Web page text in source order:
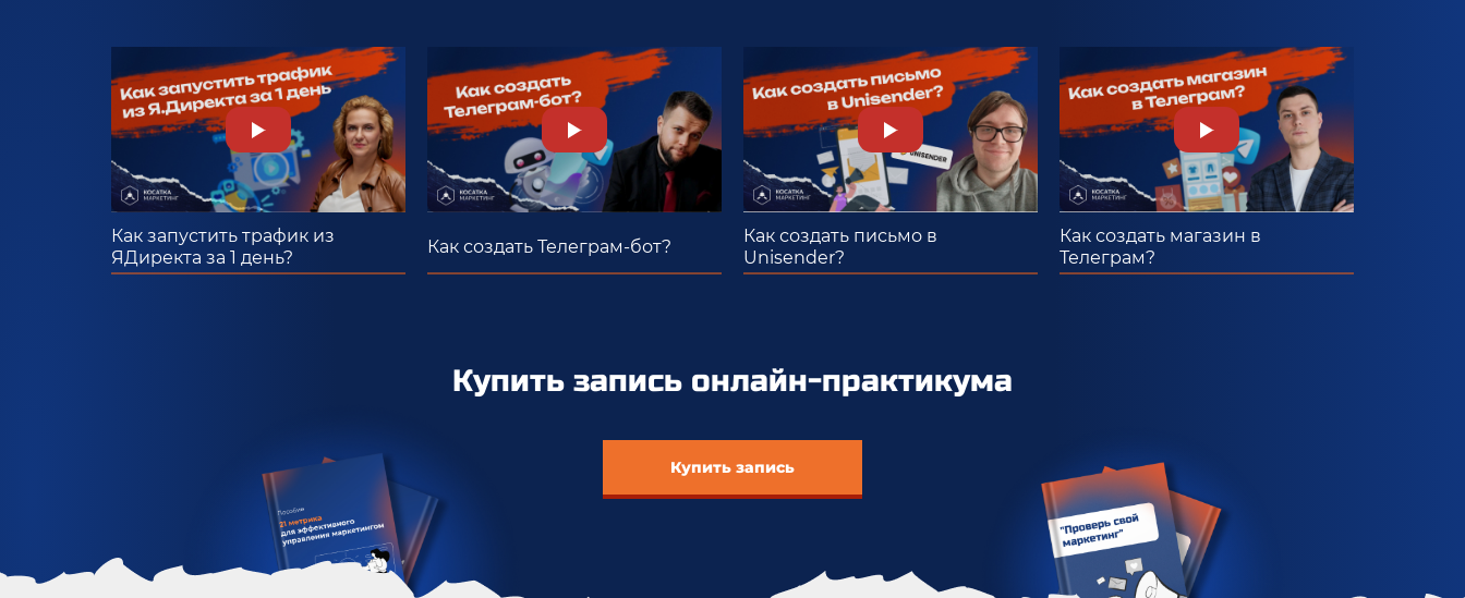
Как запустить трафик из
ЯДиректа за 1 день?
Как создать Телеграм-бот?
Как создать письмо в
Unisender?
Как создать магазин в
Телеграм?
Купить запись онлайн-практикума
Купить запись